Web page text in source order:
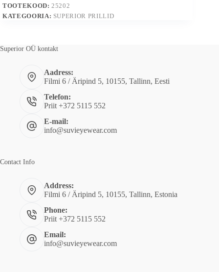
t
i
TOOTEKOOD: 25202
KATEGOORIA: SUPERIOR PRILLID
Superior OÜ kontakt
Aadress:
Filmi 6 / Äripind 5, 10155, Tallinn, Eesti
Telefon:
Priit +372 5115 552
E-mail:
info@suvieyewear.com
Contact Info
Address:
Filmi 6 / Äripind 5, 10155, Tallinn, Estonia
Phone:
Priit +372 5115 552
Email:
info@suvieyewear.com